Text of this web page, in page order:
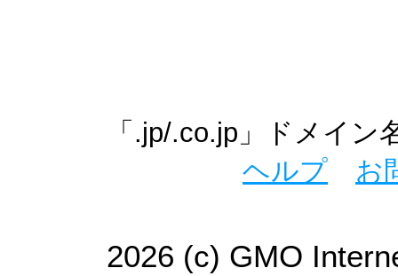
「.jp/.co.jp」ドメイ
ヘルプ
お
2026 (c) GMO